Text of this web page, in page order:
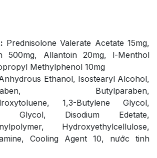
Prednisolone Valerate Acetate 15mg,
500mg, Allantoin 20mg, l-Menthol
Methylphenol 10mg
Ethanol, Isostearyl Alcohol,
Butylparaben,
1,3-Butylene Glycol,
Glycol, Disodium Edetate,
Hydroxyethylcellulose,
Cooling Agent 10, nước tinh